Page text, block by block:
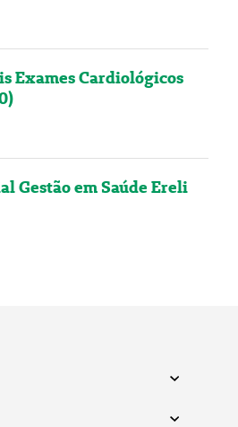
Exames Cardiológicos
Gestão em Saúde Ereli